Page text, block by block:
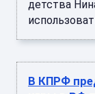
детства
В КПРФ